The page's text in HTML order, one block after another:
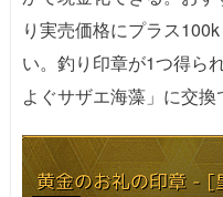
り実売価格にプラス
い。釣り印章が1つ得ら
よぐサザエ海藻」に交換